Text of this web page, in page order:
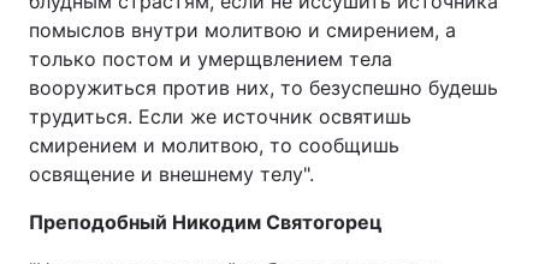
помыслов внутри молитвою и смирением, а
только постом и умерщвлением тела
вооружиться против них, то безуспешно будешь
трудиться. Если же источник освятишь
смирением и молитвою, то сообщишь
освящение и внешнему телу".
Преподобный Никодим Святогорец